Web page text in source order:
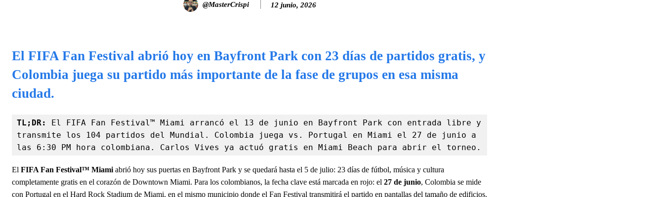
@MasterCrispi 12 junio, 2026
El FIFA Fan Festival abrió hoy en Bayfront Park con 23 días de partidos gratis, y
Colombia juega su partido más importante de la fase de grupos en esa misma
ciudad.
TL;DR:
El FIFA Fan Festival™ Miami arrancó el 13 de junio en Bayfront Park con entrada libre y
transmite los 104 partidos del Mundial. Colombia juega vs. Portugal en Miami el 27 de junio a
las 6:30 PM hora colombiana. Carlos Vives ya actuó gratis en Miami Beach para abrir el torneo.
El FIFA Fan Festival™ Miami abrió hoy sus puertas en Bayfront Park y se quedará hasta el 5 de julio: 23 días de fútbol, música y cultura
completamente gratis en el corazón de Downtown Miami. Para los colombianos, la fecha clave está marcada en rojo: el 27 de junio, Colombia se mide
con Portugal en el Hard Rock Stadium de Miami, en el mismo municipio donde el Fan Festival transmitirá el partido en pantallas del tamaño de edificios.